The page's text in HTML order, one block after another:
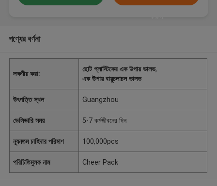
পণ্যের বর্ণনা
লক্ষণীয় করা:
ছোট প্লাস্টিকের এক উপায় ভালভ,
এক উপায় বায়ুচলাচল ভালভ
উৎপত্তি স্থল Guangzhou
ডেলিভারি সময় 5-7 কর্মজীবনের দিন
ন্যূনতম চাহিদার পরিমাণ 100,000pcs
পরিচিতিমুলক নাম Cheer Pack